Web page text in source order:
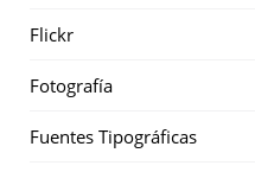
Flickr
Fotografía
Fuentes Tipográficas